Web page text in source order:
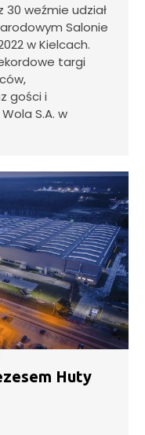
30 weźmie udział
Salonie
w Kielcach.
targi
gości i
S.A. w
Huty